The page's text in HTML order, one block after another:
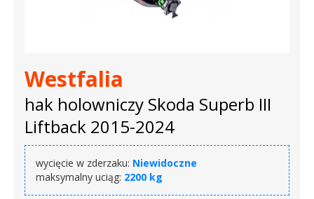
Westfalia
hak holowniczy Skoda Superb III
Liftback 2015-2024
wycięcie w zderzaku: Niewidoczne
maksymalny uciąg: 2200 kg